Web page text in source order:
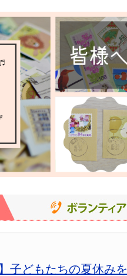
子どもたちの夏休み